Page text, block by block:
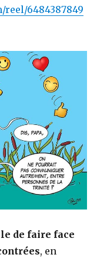
6484387849
de faire face
, en